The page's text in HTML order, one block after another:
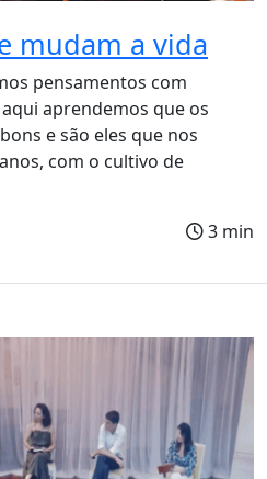
mudam a vida
pensamentos com
aprendemos que os
e são eles que nos
com o cultivo de
3 min